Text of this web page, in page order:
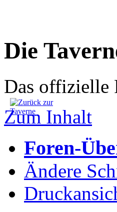
Die
Das offizielle
Zum Inhalt
Foren-
Ändere